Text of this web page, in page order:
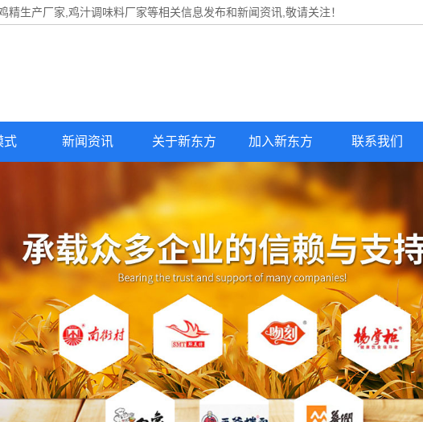
精生产厂家,鸡汁调味料厂家等相关信息发布和新闻资讯,敬请关注！
式 新闻资讯 关于新东方 加入新东方 联系我们